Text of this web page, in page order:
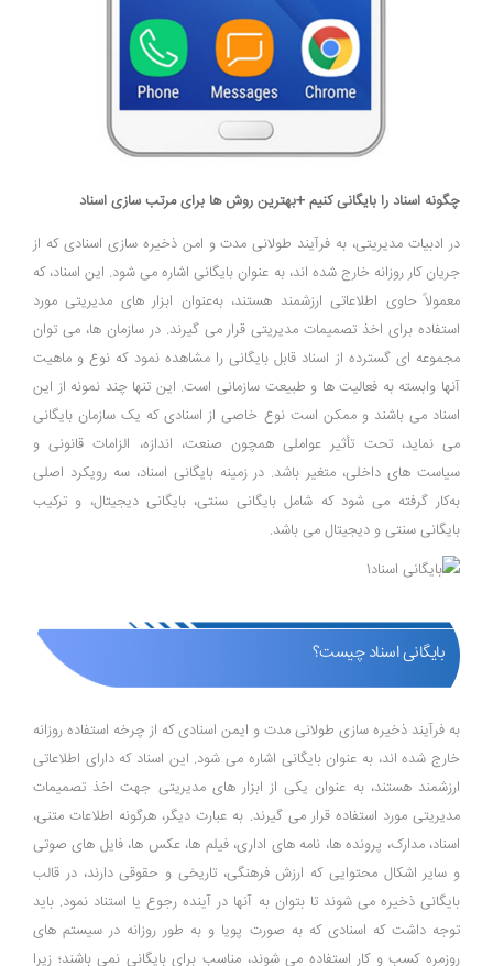
چگونه اسناد را بایگانی کنیم +بهترین روش ‌ها برای مرتب ‌سازی اسناد
در ادبیات مدیریتی، به فرآیند طولانی ‌مدت و امن ذخیره‌ سازی اسنادی که از
جریان کار روزانه خارج شده ‌اند، به عنوان بایگانی اشاره می‌ شود. این اسناد، که
معمولاً حاوی اطلاعاتی ارزشمند هستند، به‌عنوان ابزار های مدیریتی مورد
استفاده برای اخذ تصمیمات مدیریتی قرار می ‌گیرند. در سازمان‌ ها، می ‌توان
مجموعه ‌ای گسترده از اسناد قابل بایگانی را مشاهده نمود که نوع و ماهیت
آنها وابسته به فعالیت ‌ها و طبیعت سازمانی است. این تنها چند نمونه از این
اسناد می ‌باشند و ممکن است نوع خاصی از اسنادی که یک سازمان بایگانی
می‌ نماید، تحت تأثیر عواملی همچون صنعت، اندازه، الزامات قانونی و
سیاست ‌های داخلی، متغیر باشد. در زمینه بایگانی اسناد، سه رویکرد اصلی
به‌کار گرفته می ‌شود که شامل بایگانی سنتی، بایگانی دیجیتال، و ترکیب
بایگانی سنتی و دیجیتال می ‌باشد.
بایگانی اسناد چیست؟
به فرآیند ذخیره‌ سازی طولانی ‌مدت و ایمن اسنادی که از چرخه استفاده روزانه
خارج شده‌ اند، به عنوان بایگانی اشاره می ‌شود. این اسناد که دارای اطلاعاتی
ارزشمند هستند، به عنوان یکی از ابزار های مدیریتی جهت اخذ تصمیمات
مدیریتی مورد استفاده قرار می ‌گیرند. به عبارت دیگر، هرگونه اطلاعات متنی،
اسناد، مدارک، پرونده‌ ها، نامه ‌های اداری، فیلم ‌ها، عکس ‌ها، فایل‌ های صوتی
و سایر اشکال محتوایی که ارزش فرهنگی، تاریخی و حقوقی دارند، در قالب
بایگانی ذخیره می‌ شوند تا بتوان به آنها در آینده رجوع یا استناد نمود. باید
توجه داشت که اسنادی که به صورت پویا و به طور روزانه در سیستم ‌های
روزمره کسب و کار استفاده می ‌شوند، مناسب برای بایگانی نمی ‌باشند؛ زیرا